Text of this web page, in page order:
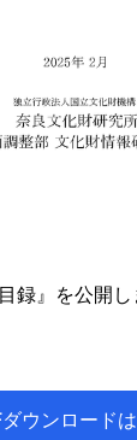
録』を公開
ウンロード